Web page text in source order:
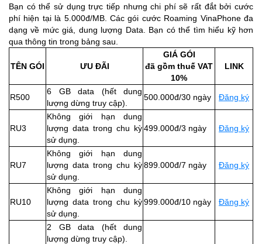
Bạn có thể sử dụng trực tiếp nhưng chi phí sẽ rất đắt bởi cước
phí hiện tại là 5.000đ/MB. Các gói cước Roaming VinaPhone đa
dạng về mức giá, dung lượng Data. Bạn có thể tìm hiểu kỹ hơn
qua thông tin trong bảng sau.
TÊN GÓI ƯU ĐÃI
GIÁ GÓI
đã gồm thuế VAT
10%
LINK
R500
6 GB data (hết dung
lượng dừng truy cập).
500.000đ/30 ngày Đăng ký
RU3
Không giới hạn dung
lượng data trong chu kỳ
sử dụng.
499.000đ/3 ngày Đăng ký
RU7
Không giới hạn dung
lượng data trong chu kỳ
sử dụng.
899.000đ/7 ngày Đăng ký
RU10
Không giới hạn dung
lượng data trong chu kỳ
sử dụng.
999.000đ/10 ngày Đăng ký
2 GB data (hết dung
lượng dừng truy cập).